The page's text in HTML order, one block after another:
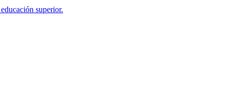
superior.